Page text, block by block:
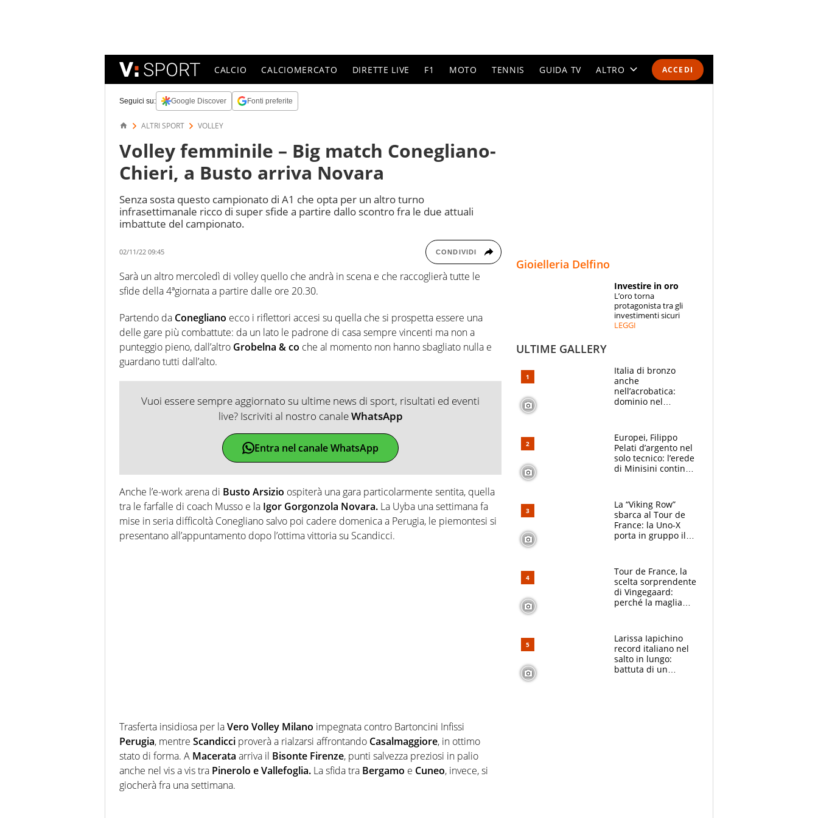
ACCEDI
CALCIO CALCIOMERCATO DIRETTE LIVE F1 MOTO TENNIS GUIDA TV ALTRO
SPECIALI
Seguici su: Google Discover Fonti preferite
ALTRI SPORT VOLLEY
Volley femminile – Big match Conegliano-
Chieri, a Busto arriva Novara
Senza sosta questo campionato di A1 che opta per un altro turno
infrasettimanale ricco di super sfide a partire dallo scontro fra le due attuali
imbattute del campionato.
02/11/22 09:45 CONDIVIDI
Sarà un altro mercoledì di volley quello che andrà in scena e che raccoglierà tutte le
sfide della 4ªgiornata a partire dalle ore 20.30.
Partendo da Conegliano ecco i riflettori accesi su quella che si prospetta essere una
delle gare più combattute: da un lato le padrone di casa sempre vincenti ma non a
punteggio pieno, dall’altro Grobelna & co che al momento non hanno sbagliato nulla e
guardano tutti dall’alto.
Vuoi essere sempre aggiornato su ultime news di sport, risultati ed eventi
live? Iscriviti al nostro canaleWhatsApp
Entra nel canale WhatsApp
Anche l’e-work arena di Busto Arsizio ospiterà una gara particolarmente sentita, quella
tra le farfalle di coach Musso e la Igor Gorgonzola Novara. La Uyba una settimana fa
mise in seria difficoltà Conegliano salvo poi cadere domenica a Perugia, le piemontesi si
presentano all’appuntamento dopo l’ottima vittoria su Scandicci.
Trasferta insidiosa per laVero Volley Milano impegnata contro Bartoncini Infissi
Perugia, mentre Scandicci proverà a rialzarsi affrontando Casalmaggiore, in ottimo
stato di forma. A Macerata arriva il Bisonte Firenze, punti salvezza preziosi in palio
anche nel vis a vis tra Pinerolo e Vallefoglia. La sfida tra Bergamo e Cuneo, invece, si
giocherà fra una settimana.
Gioielleria Delfino
Investire in oro
L’oro torna
protagonista tra gli
investimenti sicuri
LEGGI
ULTIME GALLERY
Italia di bronzo
anche
nell’acrobatica:
dominio nel
e compagni
continuare
Europei, Filippo
Pelati d’argento nel
solo tecnico: l’erede
di Minisini continua
mirino
La “Viking Row”
sbarca al Tour de
France: la Uno-X
porta in gruppo il
compagni
Tour de France, la
scelta sorprendente
di Vingegaard:
perché la maglia
rischio da evitare
Larissa Iapichino
record italiano nel
salto in lungo:
battuta di un